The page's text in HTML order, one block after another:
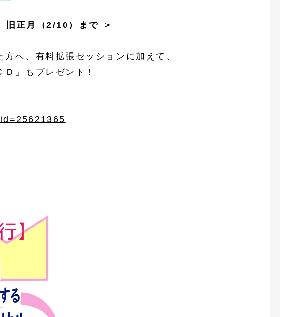
旧正月（2/10）まで ＞
方へ、有料拡張セッションに加えて、
」もプレゼント！